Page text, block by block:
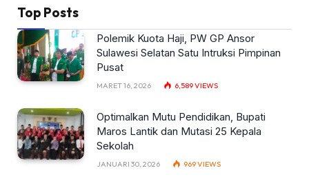
Top Posts
Polemik Kuota Haji, PW GP Ansor
Sulawesi Selatan Satu Intruksi Pimpinan
Pusat
MARET 16, 2026 6,589VIEWS
Optimalkan Mutu Pendidikan, Bupati
Maros Lantik dan Mutasi 25 Kepala
Sekolah
JANUARI 30, 2026 969VIEWS